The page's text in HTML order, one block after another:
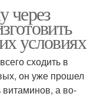
через
условиях
сходить в
он уже прошел
витаминов, а во-